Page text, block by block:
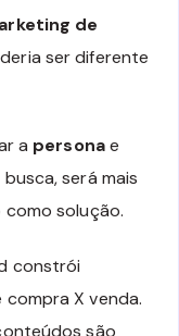
de
ser diferente
a personae
será mais
solução.
constrói
X venda.
são